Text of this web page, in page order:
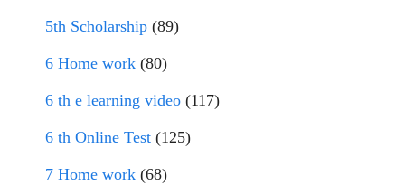
5th Scholarship (89)
6 Home work (80)
6 th e learning video (117)
6 th Online Test (125)
7 Home work (68)